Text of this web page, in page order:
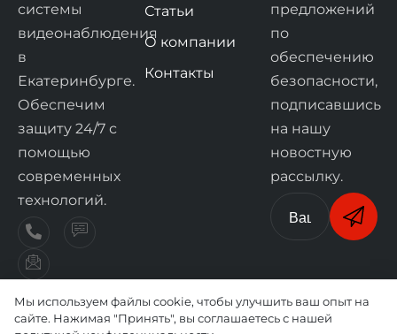
системы
видеонаблюдения
в
Екатеринбурге.
Обеспечим
защиту 24/7 с
помощью
современных
технологий.
Статьи
О компании
Контакты
предложений
по
обеспечению
безопасности,
подписавшись
на нашу
новостную
рассылку.
© 2025 Все права принадлежат компании
Мы используем файлы cookie, чтобы улучшить ваш опыт на
сайте. Нажимая "Принять", вы соглашаетесь с нашей